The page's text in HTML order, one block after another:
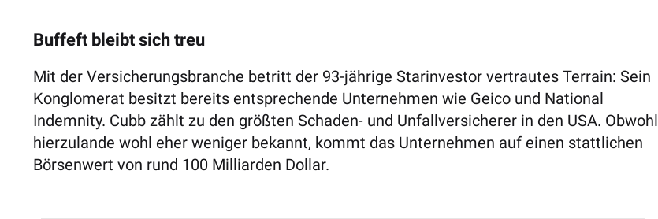
Buffeft bleibt sich treu
Mit der Versicherungsbranche betritt der 93-jährige Starinvestor vertrautes Terrain: Sein
Konglomerat besitzt bereits entsprechende Unternehmen wie Geico und National
Indemnity. Cubb zählt zu den größten Schaden- und Unfallversicherer in den USA. Obwohl
hierzulande wohl eher weniger bekannt, kommt das Unternehmen auf einen stattlichen
Börsenwert von rund 100 Milliarden Dollar.